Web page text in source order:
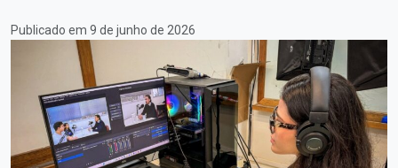
Publicado em 9 de junho de 2026